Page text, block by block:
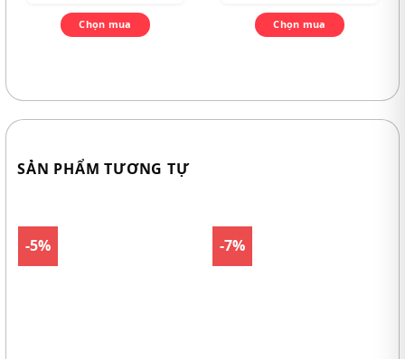
Chọn mua Chọn mua
SẢN PHẨM TƯƠNG TỰ
-5% -7%